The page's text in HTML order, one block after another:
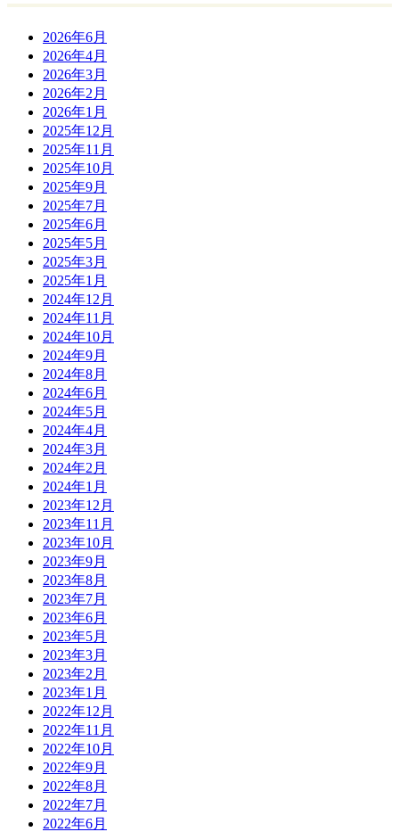
2026年6月
2026年4月
2026年3月
2026年2月
2026年1月
2025年12月
2025年11月
2025年10月
2025年9月
2025年7月
2025年6月
2025年5月
2025年3月
2025年1月
2024年12月
2024年11月
2024年10月
2024年9月
2024年8月
2024年6月
2024年5月
2024年4月
2024年3月
2024年2月
2024年1月
2023年12月
2023年11月
2023年10月
2023年9月
2023年8月
2023年7月
2023年6月
2023年5月
2023年3月
2023年2月
2023年1月
2022年12月
2022年11月
2022年10月
2022年9月
2022年8月
2022年7月
2022年6月